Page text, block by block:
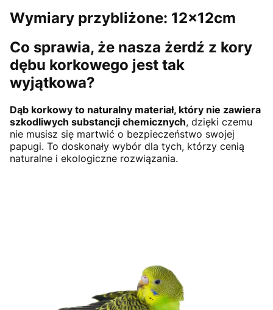
Wymiary przybliżone: 12x12cm
Co sprawia, że nasza żerdź z kory
dębu korkowego jest tak
wyjątkowa?
Dąb korkowy to naturalny materiał, który nie zawiera
szkodliwych substancji chemicznych, dzięki czemu
nie musisz się martwić o bezpieczeństwo swojej
papugi. To doskonały wybór dla tych, którzy cenią
naturalne i ekologiczne rozwiązania.